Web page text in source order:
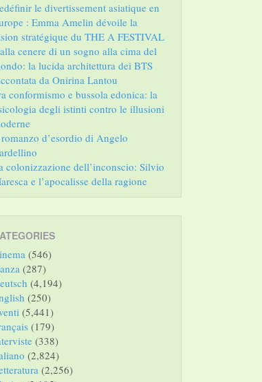
le divertissement asiatique en
: Emma Amelin dévoile la
stratégique du THE A FESTIVAL
cenere di un sogno alla cima del
la lucida architettura dei BTS
da Onirina Lantou
conformismo e bussola edonica: la
degli istinti contro le illusioni
d’esordio di Angelo
colonizzazione dell’inconscio: Silvio
e l’apocalisse della ragione
(546)
(287)
(4,194)
(250)
(5,441)
(179)
(338)
(2,824)
(2,256)